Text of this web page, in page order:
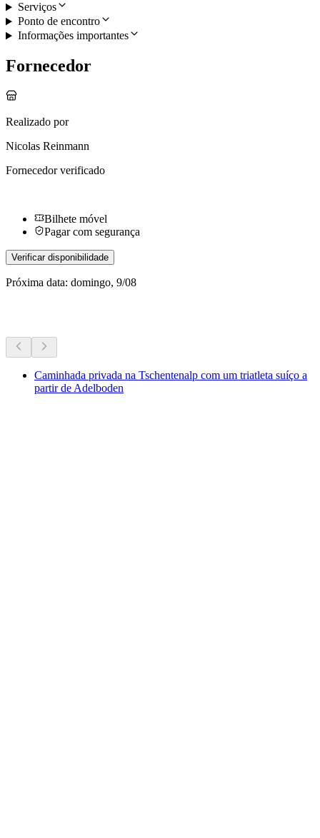
Serviços
Ponto de encontro
Informações importantes
Fornecedor
Realizado por
Nicolas Reinmann
Fornecedor verificado
Bilhete móvel
Pagar com segurança
Verificar disponibilidade
Próxima data: domingo, 9/08
Caminhada privada na Tschentenalp com um triatleta suíço a
partir de Adelboden